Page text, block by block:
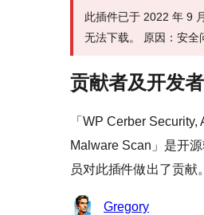
此插件已于 2022 年 9
无法下载。 原因：安全
贡献者及开发者
「WP Cerber Security,
Malware Scan」是开
员对此插件做出了贡献。
贡
Gregory